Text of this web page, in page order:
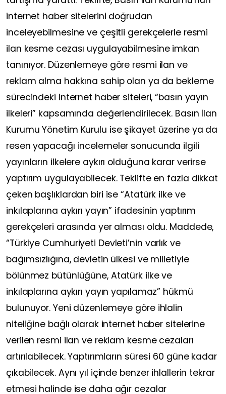
internet haber sitelerini doğrudan
inceleyebilmesine ve çeşitli gerekçelerle resmi
ilan kesme cezası uygulayabilmesine imkan
tanınıyor. Düzenlemeye göre resmi ilan ve
reklam alma hakkına sahip olan ya da bekleme
sürecindeki internet haber siteleri, “basın yayın
ilkeleri” kapsamında değerlendirilecek. Basın İlan
Kurumu Yönetim Kurulu ise şikayet üzerine ya da
resen yapacağı incelemeler sonucunda ilgili
yayınların ilkelere aykırı olduğuna karar verirse
yaptırım uygulayabilecek. Teklifte en fazla dikkat
çeken başlıklardan biri ise “Atatürk ilke ve
inkılaplarına aykırı yayın” ifadesinin yaptırım
gerekçeleri arasında yer alması oldu. Maddede,
“Türkiye Cumhuriyeti Devleti’nin varlık ve
bağımsızlığına, devletin ülkesi ve milletiyle
bölünmez bütünlüğüne, Atatürk ilke ve
inkılaplarına aykırı yayın yapılamaz” hükmü
bulunuyor. Yeni düzenlemeye göre ihlalin
niteliğine bağlı olarak internet haber sitelerine
verilen resmi ilan ve reklam kesme cezaları
artırılabilecek. Yaptırımların süresi 60 güne kadar
çıkabilecek. Aynı yıl içinde benzer ihlallerin tekrar
etmesi halinde ise daha ağır cezalar